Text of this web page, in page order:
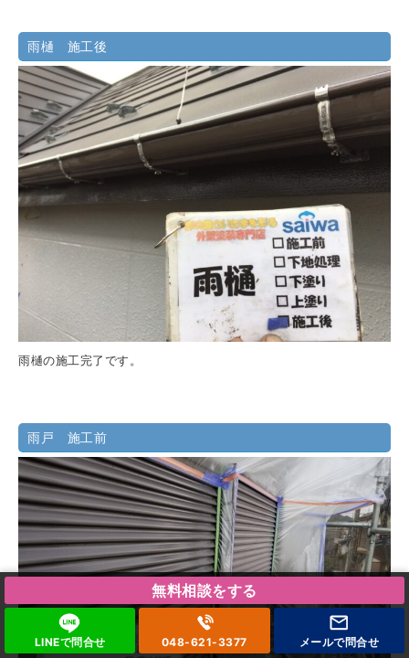
無料相談をする
LINEで問合せ 048-621-3377 メールで問合せ
雨樋 施工後
雨樋の施工完了です。
雨戸 施工前